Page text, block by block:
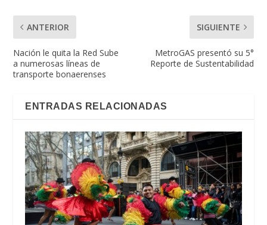
ANTERIOR
Nación le quita la Red Sube
a numerosas líneas de
transporte bonaerenses
SIGUIENTE
MetroGAS presentó su 5°
Reporte de Sustentabilidad
ENTRADAS RELACIONADAS